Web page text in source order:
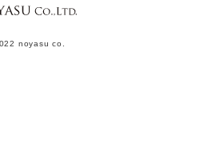
noyasu co.